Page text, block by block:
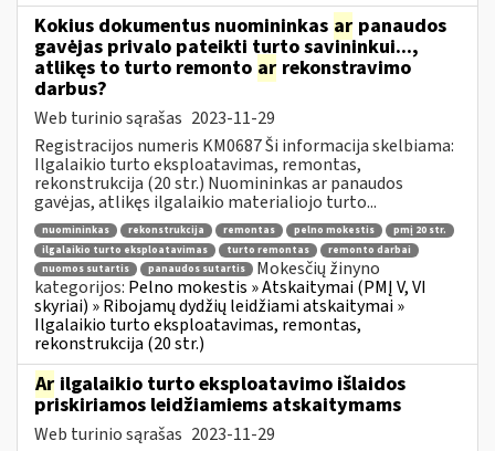
Kokius dokumentus nuomininkas ar panaudos
gavėjas privalo pateikti turto savininkui...,
atlikęs to turto remonto ar rekonstravimo
darbus?
Web turinio sąrašas 2023-11-29
Registracijos numeris KM0687 Ši informacija skelbiama:
Ilgalaikio turto eksploatavimas, remontas,
rekonstrukcija (20 str.) Nuomininkas ar panaudos
gavėjas, atlikęs ilgalaikio materialiojo turto...
nuomininkas rekonstrukcija remontas pelno mokestis
pmį 20 str.
ilgalaikio turto eksploatavimas
turto remontas
remonto darbai
nuomos sutartis
panaudos sutartis
Mokesčių žinyno
kategorijos: Pelno mokestis » Atskaitymai (PMĮ V, VI
skyriai) » Ribojamų dydžių leidžiami atskaitymai »
Ilgalaikio turto eksploatavimas, remontas,
rekonstrukcija (20 str.)
Ar ilgalaikio turto eksploatavimo išlaidos
priskiriamos leidžiamiems atskaitymams
Web turinio sąrašas 2023-11-29